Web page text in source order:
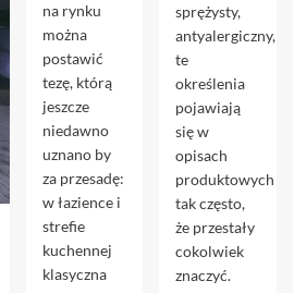
na rynku
można
postawić
tezę, którą
jeszcze
niedawno
uznano by
za przesadę:
w łazience i
strefie
kuchennej
klasyczna
sprężysty,
antyalergiczny,
te
określenia
pojawiają
się w
opisach
produktowych
tak często,
że przestały
cokolwiek
znaczyć.